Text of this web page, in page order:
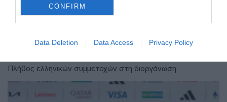
CONFIRM
Data Deletion Data Access Privacy Policy
Πρωτάθλημα Στίβου – Πότε
αγωνίζονται Τεντόγλου, Καραλής,
αθλητές
Πλήθος ελληνικών συμμετοχών στη διοργάνωση